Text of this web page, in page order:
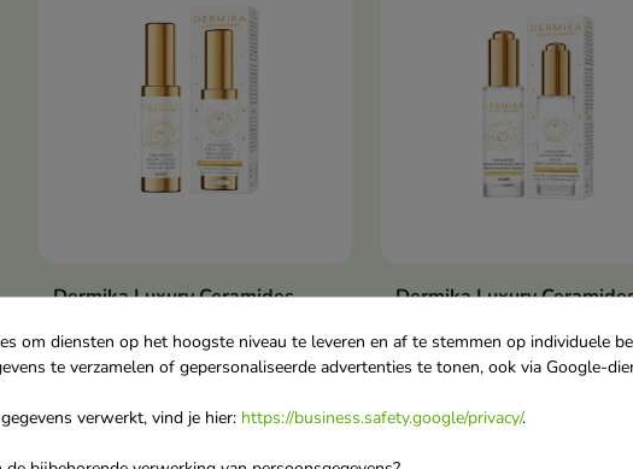
In winkelwagen
Dermika Luxury Ceramides
nachtserum-essence voor het
Een rijke nachtserum die de huid
In
Dermika Luxury
Gezichtsserum 30 ml
Een luxueus dagserum dat
rimpels gladstrijkt, intensief
om diensten op het hoogste niveau te leveren en af te stemmen op individuele
te verzamelen of gepersonaliseerde advertenties te tonen, ook via Google-
verwerkt, vind je hier: https://business.safety.google/privacy/.